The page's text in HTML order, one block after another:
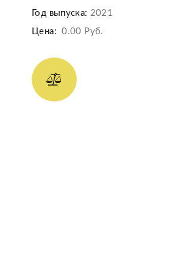
Год выпуска: 2021
Цена: 0.00 Руб.